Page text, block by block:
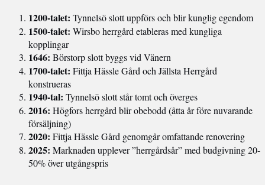
1200-talet: Tynnelsö slott uppförs och blir kunglig egendom
1500-talet: Wirsbo herrgård etableras med kungliga
kopplingar
1646: Börstorp slott byggs vid Vänern
1700-talet: Fittja Hässle Gård och Jällsta Herrgård
konstrueras
1940-tal: Tynnelsö slott står tomt och överges
2016: Högfors herrgård blir obebodd (åtta år före nuvarande
försäljning)
2020: Fittja Hässle Gård genomgår omfattande renovering
2025: Marknaden upplever ”herrgårdsår” med budgivning 20-
50% över utgångspris